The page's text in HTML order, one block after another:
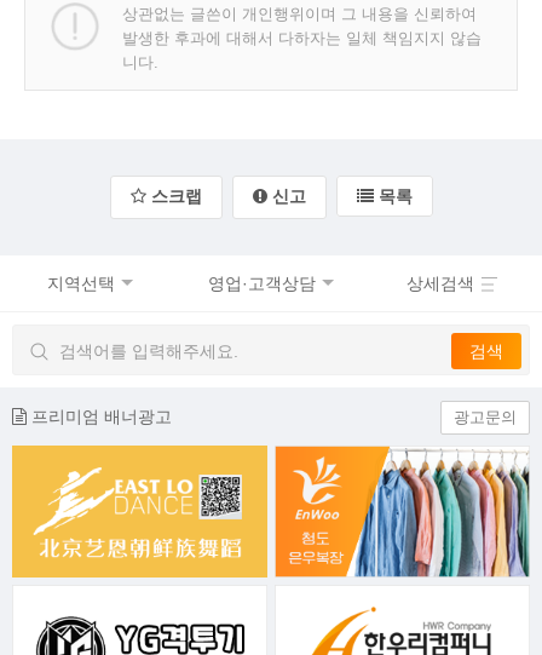
상관없는 글쓴이 개인행위이며 그 내용을 신뢰하여
발생한 후과에 대해서 다하자는 일체 책임지지 않습
니다.
스크랩 신고 목록
지역선택 영업·고객상담 상세검색
프리미엄 배너광고 광고문의